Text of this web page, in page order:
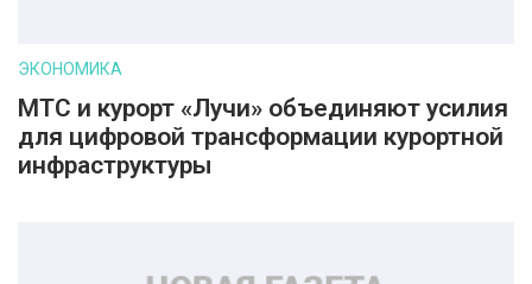
ЭКОНОМИКА
МТС и курорт «Лучи» объединяют усилия
для цифровой трансформации курортной
инфраструктуры